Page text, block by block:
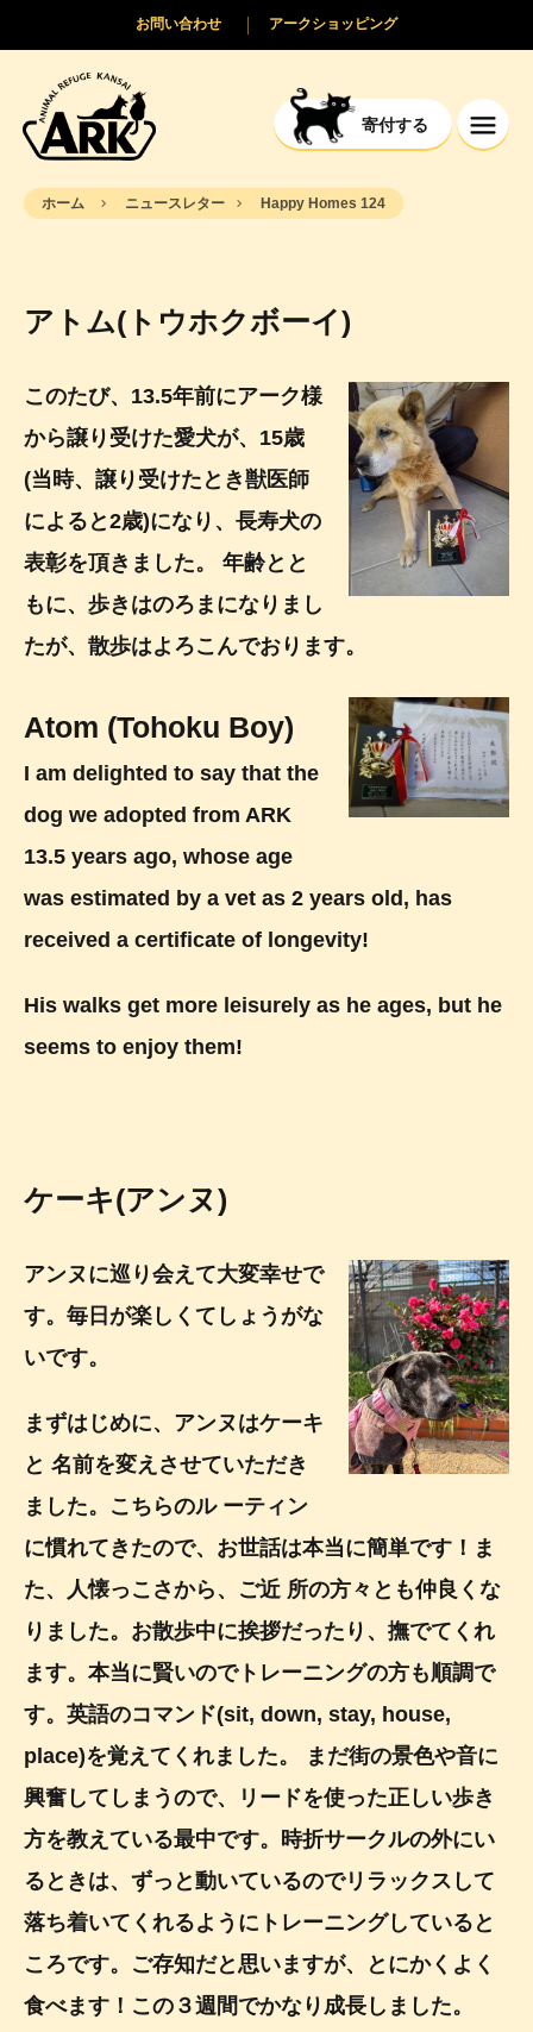
寄付する
アークショッピング
お問い合わせ
ホーム ニュースレター Happy Homes 124
アトム(トウホクボーイ)
このたび、13.5年前にアーク様
から譲り受けた愛犬が、15歳
(当時、譲り受けたとき獣医師
によると2歳)になり、長寿犬の
表彰を頂きました。 年齢とと
もに、歩きはのろまになりまし
たが、散歩はよろこんでおります。
Atom (Tohoku Boy)
I am delighted to say that the
dog we adopted from ARK
13.5 years ago, whose age
was estimated by a vet as 2 years old, has
received a certificate of longevity!
His walks get more leisurely as he ages, but he
seems to enjoy them!
ケーキ(アンヌ)
アンヌに巡り会えて大変幸せで
す。毎日が楽しくてしょうがな
いです。
まずはじめに、アンヌはケーキ
と 名前を変えさせていただき
ました。こちらのル ーティン
に慣れてきたので、お世話は本当に簡単です！ま
た、人懐っこさから、ご近 所の方々とも仲良くな
りました。お散歩中に挨拶だったり、撫でてくれ
ます。本当に賢いのでトレーニングの方も順調で
す。英語のコマンド(sit, down, stay, house,
place)を覚えてくれました。 まだ街の景色や音に
興奮してしまうので、リードを使った正しい歩き
方を教えている最中です。時折サークルの外にい
るときは、ずっと動いているのでリラックスして
落ち着いてくれるようにトレーニングしていると
ころです。ご存知だと思いますが、とにかくよく
食べます！この３週間でかなり成長しました。